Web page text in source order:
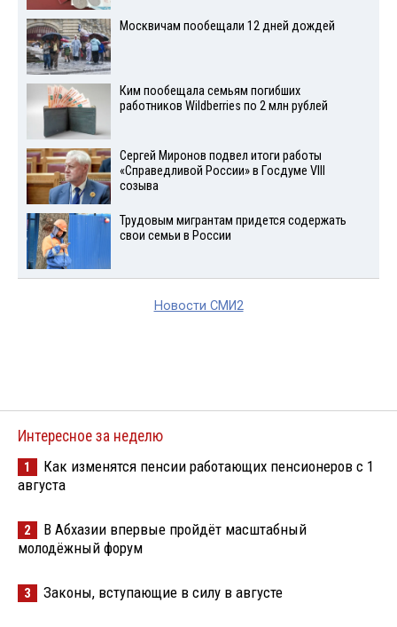
Москвичам пообещали 12 дней дождей
Ким пообещала семьям погибших
работников Wildberries по 2 млн рублей
Сергей Миронов подвел итоги работы
«Справедливой России» в Госдуме VIII
созыва
Трудовым мигрантам придется содержать
свои семьи в России
Новости СМИ2
Интересное за неделю
1
Как изменятся пенсии работающих пенсионеров с 1
августа
2
В Абхазии впервые пройдёт масштабный
молодёжный форум
3 Законы, вступающие в силу в августе